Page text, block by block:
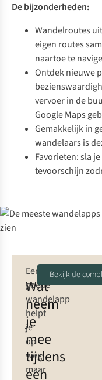
De bijzonderheden:
Wandelroutes
eigen routes
naartoe te
Ontdek nieuwe
vervoer in de
Google Maps
Gemakkelijk in
wandelaars is
Favorieten: sla
tevoorschijn
Wat
neem
je
mee
tijdens
een
Een
goede
wandelapp
helpt
je
op
weg,
maar
Bekijk de